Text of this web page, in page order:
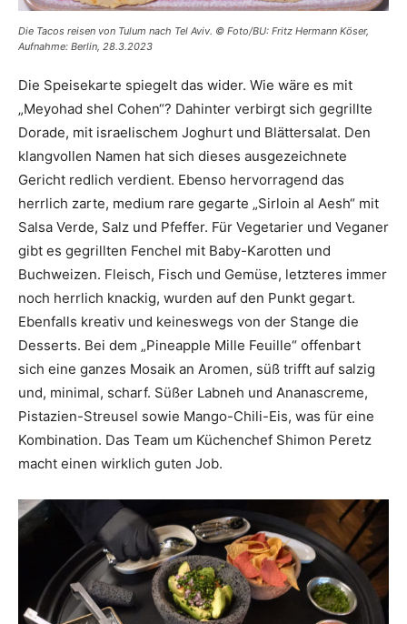
Die Tacos reisen von Tulum nach Tel Aviv. © Foto/BU: Fritz Hermann Köser,
Aufnahme: Berlin, 28.3.2023
Die Speisekarte spiegelt das wider. Wie wäre es mit
„Meyohad shel Cohen“? Dahinter verbirgt sich gegrillte
Dorade, mit israelischem Joghurt und Blättersalat. Den
klangvollen Namen hat sich dieses ausgezeichnete
Gericht redlich verdient. Ebenso hervorragend das
herrlich zarte, medium rare gegarte „Sirloin al Aesh“ mit
Salsa Verde, Salz und Pfeffer. Für Vegetarier und Veganer
gibt es gegrillten Fenchel mit Baby-Karotten und
Buchweizen. Fleisch, Fisch und Gemüse, letzteres immer
noch herrlich knackig, wurden auf den Punkt gegart.
Ebenfalls kreativ und keineswegs von der Stange die
Desserts. Bei dem „Pineapple Mille Feuille“ offenbart
sich eine ganzes Mosaik an Aromen, süß trifft auf salzig
und, minimal, scharf. Süßer Labneh und Ananascreme,
Pistazien-Streusel sowie Mango-Chili-Eis, was für eine
Kombination. Das Team um Küchenchef Shimon Peretz
macht einen wirklich guten Job.